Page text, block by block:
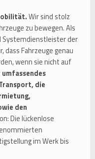
Wir sind stolz
zu bewegen. Als
der
Fahrzeuge genau
wenn sie nicht auf
umfassendes
die
den
Die lückenlose
im Werk bis